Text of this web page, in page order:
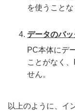
を使うこと
データのバ
PC本体にデ
ことがなく
せん。
以上のように、イ